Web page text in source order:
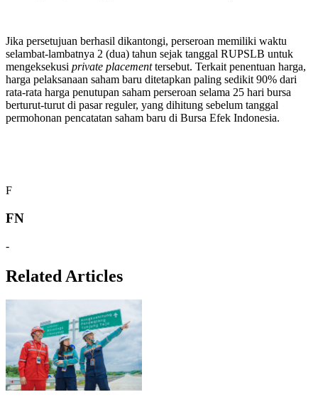
Jika persetujuan berhasil dikantongi, perseroan memiliki waktu
selambat-lambatnya 2 (dua) tahun sejak tanggal RUPSLB untuk
mengeksekusi private placementtersebut. Terkait penentuan harga,
harga pelaksanaan saham baru ditetapkan paling sedikit 90% dari
rata-rata harga penutupan saham perseroan selama 25 hari bursa
berturut-turut di pasar reguler, yang dihitung sebelum tanggal
permohonan pencatatan saham baru di Bursa Efek Indonesia.
F
FN
-
Related Articles